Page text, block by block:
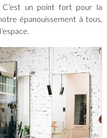
un point fort pour la
épanouissement à tous,